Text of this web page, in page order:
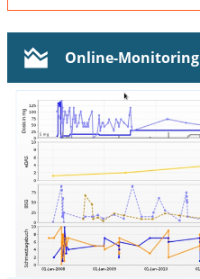
Online-Monitoring